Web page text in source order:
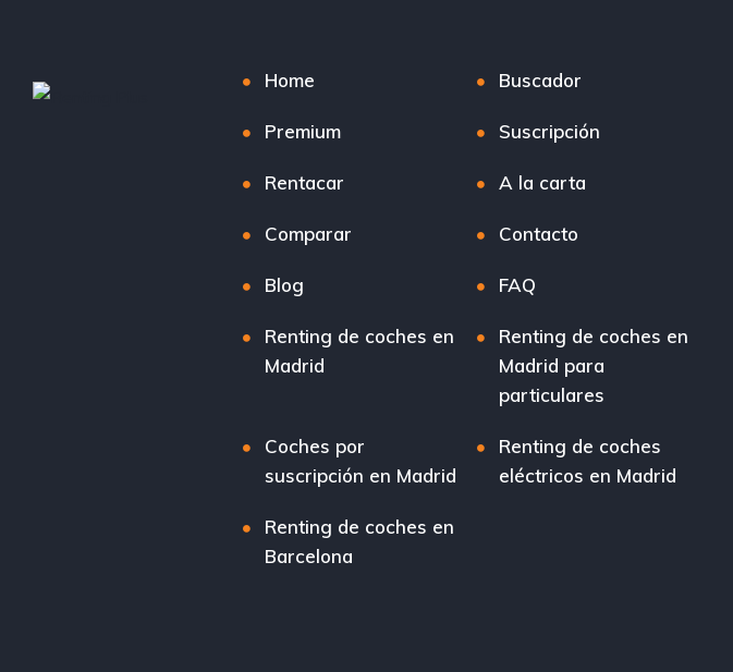
Home Buscador
Premium Suscripción
Rentacar A la carta
Comparar Contacto
Blog FAQ
Renting de coches en
Madrid
Renting de coches en
Madrid para
particulares
Coches por
suscripción en Madrid
Renting de coches
eléctricos en Madrid
Renting de coches en
Barcelona